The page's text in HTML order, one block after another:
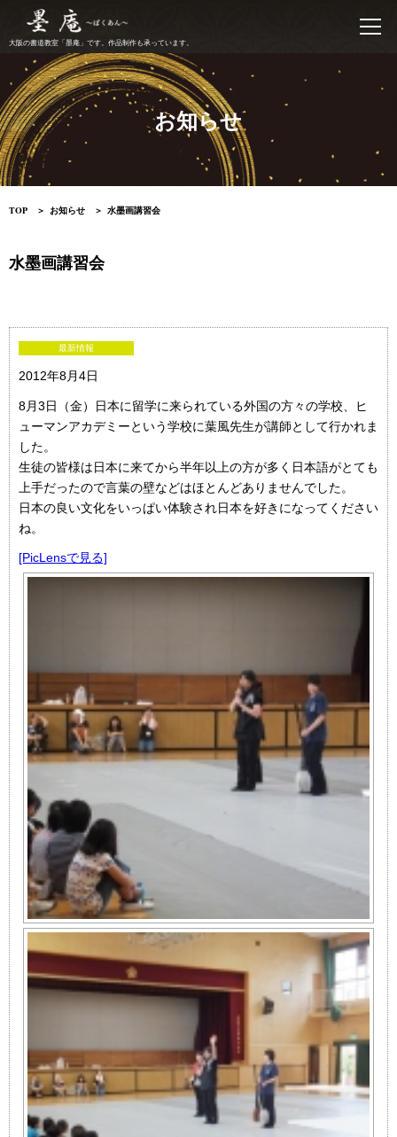
大阪の書道教室「墨庵」です。作品制作も承っています。
お知らせ
TOP お知らせ 水墨画講習会
水墨画講習会
最新情報
2012年8月4日
8月3日（金）日本に留学に来られている外国の方々の学校、ヒ
ューマンアカデミーという学校に葉風先生が講師として行かれま
した。
生徒の皆様は日本に来てから半年以上の方が多く日本語がとても
上手だったので言葉の壁などはほとんどありませんでした。
日本の良い文化をいっぱい体験され日本を好きになってください
ね。
[PicLensで見る]